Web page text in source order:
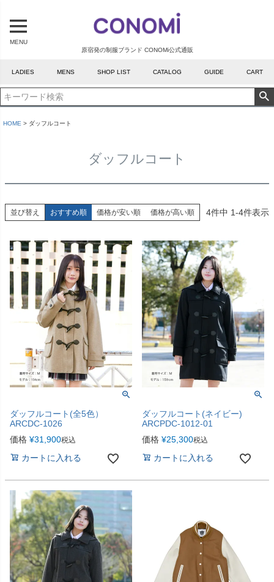
原宿発の制服ブランド CONOMi公式通販
MENU
LADIES MENS SHOP LIST CATALOG GUIDE CART
HOME ダッフルコート
ダッフルコート
並び替え おすすめ順 価格が安い順 価格が高い順 4件中 1-4件表示
ダッフルコート(全5色）
ARCDC-1026
価格 ¥31,900税込
カートに入れる
ダッフルコート(ネイビー)
ARCPDC-1012-01
価格 ¥25,300税込
カートに入れる